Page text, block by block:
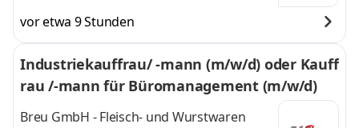
vor etwa 9 Stunden
Industriekauffrau/ -mann (m/w/d) oder Kauff
rau /-mann für Büromanagement (m/w/d)
Breu GmbH - Fleisch- und Wurstwaren